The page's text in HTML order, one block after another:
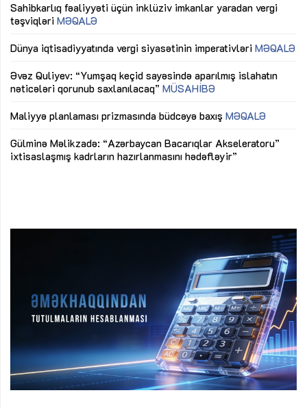
Sahibkarlıq fəaliyyəti üçün inklüziv imkanlar yaradan vergi
təşviqləri MƏQALƏ
Dünya iqtisadiyyatında vergi siyasətinin imperativləri MƏQALƏ
Əvəz Quliyev: “Yumşaq keçid sayəsində aparılmış islahatın
nəticələri qorunub saxlanılacaq” MÜSAHİBƏ
Maliyyə planlaması prizmasında büdcəyə baxış MƏQALƏ
Gülminə Məlikzadə: “Azərbaycan Bacarıqlar Akseleratoru”
ixtisaslaşmış kadrların hazırlanmasını hədəfləyir”